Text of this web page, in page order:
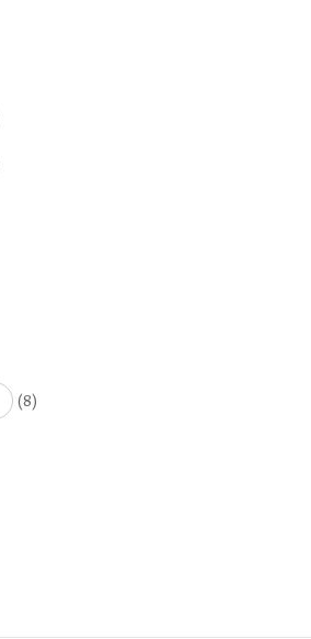
(8)